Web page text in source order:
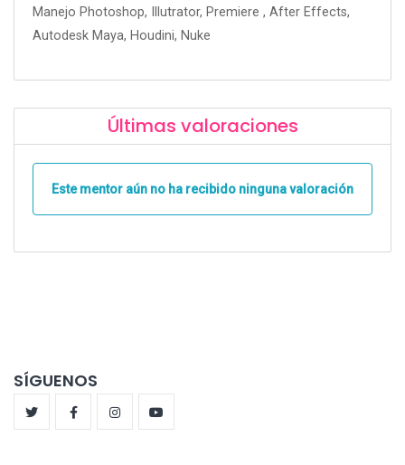
Manejo Photoshop, Illutrator, Premiere , After Effects,
Autodesk Maya, Houdini, Nuke
Últimas valoraciones
Este mentor aún no ha recibido ninguna valoración
SÍGUENOS